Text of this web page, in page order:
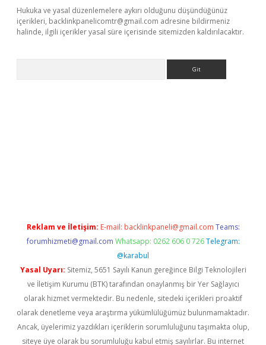
Hukuka ve yasal düzenlemelere aykırı olduğunu düşündüğünüz
içerikleri, backlinkpanelicomtr@gmail.com adresine bildirmeniz
halinde, ilgili içerikler yasal süre içerisinde sitemizden kaldırılacaktır.
Reklam ve İletişim: E-mail: backlinkpaneli@gmail.com Teams:
forumhizmeti@gmail.com Whatsapp: 0262 606 0 726 Telegram:
@karabul
Yasal Uyarı: Sitemiz, 5651 Sayılı Kanun gereğince Bilgi Teknolojileri
ve İletişim Kurumu (BTK) tarafından onaylanmış bir Yer Sağlayıcı
olarak hizmet vermektedir. Bu nedenle, sitedeki içerikleri proaktif
olarak denetleme veya araştırma yükümlülüğümüz bulunmamaktadır.
Ancak, üyelerimiz yazdıkları içeriklerin sorumluluğunu taşımakta olup,
siteye üye olarak bu sorumluluğu kabul etmiş sayılırlar. Bu internet